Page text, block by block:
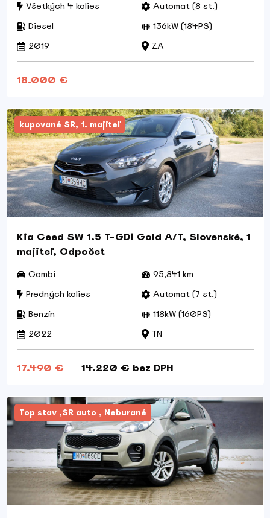
Všetkých 4 kolies
Automat (8 st.)
Diesel
136kW (184PS)
2019
ZA
18.000 €
kupované SR, 1. majiteľ
Kia Ceed SW 1.5 T-GDi Gold A/T, Slovenské, 1
majiteľ, Odpočet
Combi
95,841 km
Predných kolies
Automat (7 st.)
Benzín
118kW (160PS)
2022
TN
17.490 € 14.220 € bez DPH
Top stav ,SR auto , Neburané